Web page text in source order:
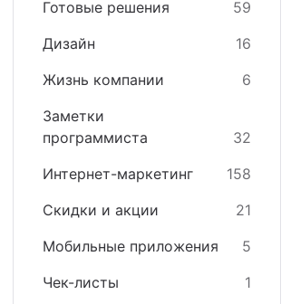
МиниМаркет - лендинг с
Премиум - лендинг с
Готовые решения
59
Дизайн
16
Жизнь компании
6
Заметки
программиста
32
Интернет-маркетинг
158
Скидки и акции
21
Мобильные приложения
5
Чек-листы
1